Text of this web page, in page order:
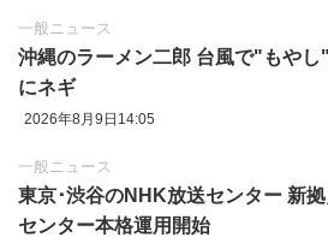
一般ニュース
沖縄のラーメン二郎 台風で"もやし
にネギ
2026年8月9日14:05
一般ニュース
東京‪･‬渋谷のNHK放送センター 新
センター本格運用開始